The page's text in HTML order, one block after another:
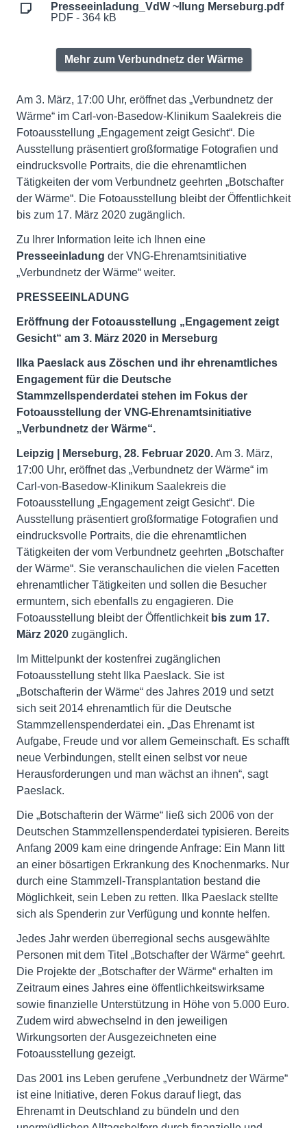
Presseeinladung_VdW ~llung Merseburg.pdf
PDF - 364 kB
Mehr zum Verbundnetz der Wärme
Am 3. März, 17:00 Uhr, eröffnet das „Verbundnetz der
Wärme“ im Carl-von-Basedow-Klinikum Saalekreis die
Fotoausstellung „Engagement zeigt Gesicht“. Die
Ausstellung präsentiert großformatige Fotografien und
eindrucksvolle Portraits, die die ehrenamtlichen
Tätigkeiten der vom Verbundnetz geehrten „Botschafter
der Wärme“. Die Fotoausstellung bleibt der Öffentlichkeit
bis zum 17. März 2020 zugänglich.
Zu Ihrer Information leite ich Ihnen eine
Presseeinladung der VNG-Ehrenamtsinitiative
„Verbundnetz der Wärme“ weiter.
PRESSEEINLADUNG
Eröffnung der Fotoausstellung „Engagement zeigt
Gesicht“ am 3. März 2020 in Merseburg
Ilka Paeslack aus Zöschen und ihr ehrenamtliches
Engagement für die Deutsche
Stammzellspenderdatei stehen im Fokus der
Fotoausstellung der VNG-Ehrenamtsinitiative
„Verbundnetz der Wärme“.
Leipzig | Merseburg, 28. Februar 2020.Am 3. März,
17:00 Uhr, eröffnet das „Verbundnetz der Wärme“ im
Carl-von-Basedow-Klinikum Saalekreis die
Fotoausstellung „Engagement zeigt Gesicht“. Die
Ausstellung präsentiert großformatige Fotografien und
eindrucksvolle Portraits, die die ehrenamtlichen
Tätigkeiten der vom Verbundnetz geehrten „Botschafter
der Wärme“. Sie veranschaulichen die vielen Facetten
ehrenamtlicher Tätigkeiten und sollen die Besucher
ermuntern, sich ebenfalls zu engagieren. Die
Fotoausstellung bleibt der Öffentlichkeit bis zum 17.
März 2020 zugänglich.
Im Mittelpunkt der kostenfrei zugänglichen
Fotoausstellung steht Ilka Paeslack. Sie ist
„Botschafterin der Wärme“ des Jahres 2019 und setzt
sich seit 2014 ehrenamtlich für die Deutsche
Stammzellenspenderdatei ein. „Das Ehrenamt ist
Aufgabe, Freude und vor allem Gemeinschaft. Es schafft
neue Verbindungen, stellt einen selbst vor neue
Herausforderungen und man wächst an ihnen“, sagt
Paeslack.
Die „Botschafterin der Wärme“ ließ sich 2006 von der
Deutschen Stammzellenspenderdatei typisieren. Bereits
Anfang 2009 kam eine dringende Anfrage: Ein Mann litt
an einer bösartigen Erkrankung des Knochenmarks. Nur
durch eine Stammzell-Transplantation bestand die
Möglichkeit, sein Leben zu retten. Ilka Paeslack stellte
sich als Spenderin zur Verfügung und konnte helfen.
Jedes Jahr werden überregional sechs ausgewählte
Personen mit dem Titel „Botschafter der Wärme“ geehrt.
Die Projekte der „Botschafter der Wärme“ erhalten im
Zeitraum eines Jahres eine öffentlichkeitswirksame
sowie finanzielle Unterstützung in Höhe von 5.000 Euro.
Zudem wird abwechselnd in den jeweiligen
Wirkungsorten der Ausgezeichneten eine
Fotoausstellung gezeigt.
Das 2001 ins Leben gerufene „Verbundnetz der Wärme“
ist eine Initiative, deren Fokus darauf liegt, das
Ehrenamt in Deutschland zu bündeln und den